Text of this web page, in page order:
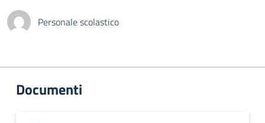
Personale scolastico
Documenti